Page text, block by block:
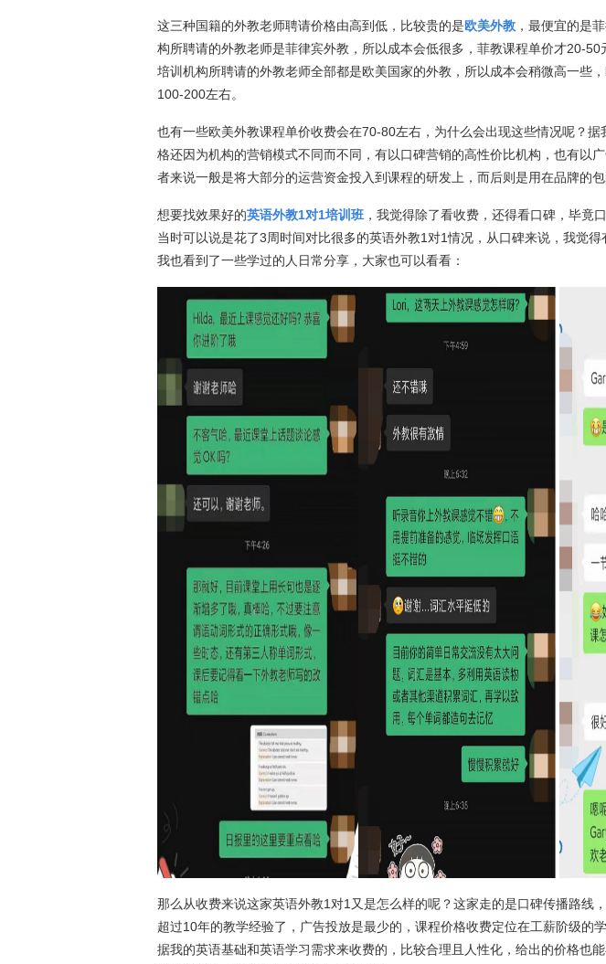
这三种国籍的外教老师聘请价格由高到低，比较贵的是欧美外教 ，最便宜的是
构所聘请的外教老师是菲律宾外教，所以成本会低很多，菲教课程单价才20-50
培训机构所聘请的外教老师全部都是欧美国家的外教，所以成本会稍微高一些
100-200左右。
也有一些欧美外教课程单价收费会在70-80左右，为什么会出现这些情况呢？据
格还因为机构的营销模式不同而不同，有以口碑营销的高性价比机构，也有以
者来说一般是将大部分的运营资金投入到课程的研发上，而后则是用在品牌的包
想要找效果好的英语外教1对1培训班 ，我觉得除了看收费，还得看口碑，毕竟
当时可以说是花了3周时间对比很多的英语外教1对1情况，从口碑来说，我觉得
我也看到了一些学过的人日常分享，大家也可以看看：
那么从收费来说这家英语外教1对1又是怎么样的呢？这家走的是口碑传播路线
超过10年的教学经验了，广告投放是最少的，课程价格收费定位在工薪阶级的
据我的英语基础和英语学习需求来收费的，比较合理且人性化，给出的价格也